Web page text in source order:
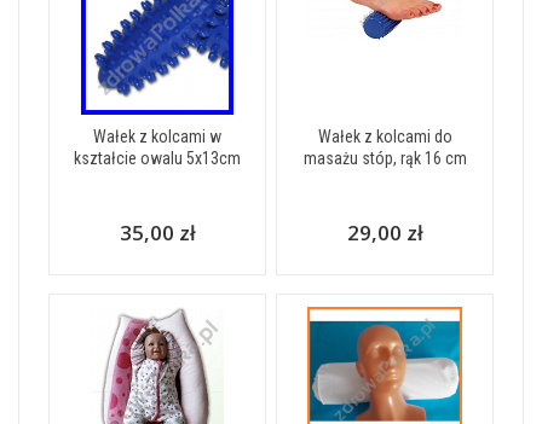
Wałek z kolcami w
kształcie owalu 5x13cm
35,00 zł
Wałek z kolcami do
masażu stóp, rąk 16 cm
29,00 zł